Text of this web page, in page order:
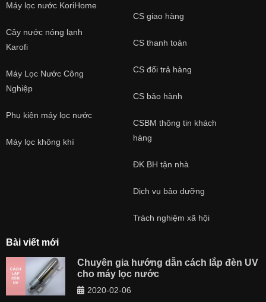
Máy lọc nước KoriHome
Cây nước nóng lạnh
Karofi
Máy Lọc Nước Công
Nghiệp
Phụ kiện máy lọc nước
Máy lọc không khí
CS giao hàng
CS thanh toán
CS đổi trả hàng
CS bảo hành
CSBM thông tin khách
hàng
ĐK BH tận nhà
Dịch vụ bảo dưỡng
Trách nghiệm xã hội
Bài viết mới
Chuyên gia hướng dẫn cách lắp đèn UV
cho máy lọc nước
2020-02-06